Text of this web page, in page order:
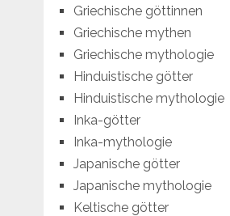
Griechische göttinnen
Griechische mythen
Griechische mythologie
Hinduistische götter
Hinduistische mythologie
Inka-götter
Inka-mythologie
Japanische götter
Japanische mythologie
Keltische götter